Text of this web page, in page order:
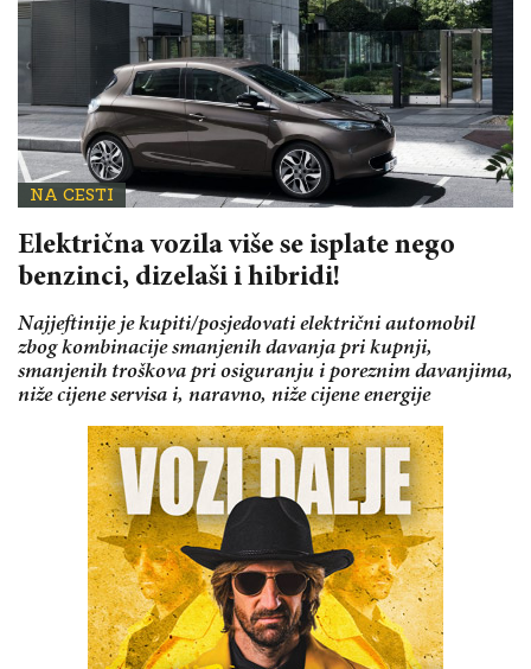
NA CESTI
Električna vozila više se isplate nego
benzinci, dizelaši i hibridi!
Najjeftinije je kupiti/posjedovati električni automobil
zbog kombinacije smanjenih davanja pri kupnji,
smanjenih troškova pri osiguranju i poreznim davanjima,
niže cijene servisa i, naravno, niže cijene energije